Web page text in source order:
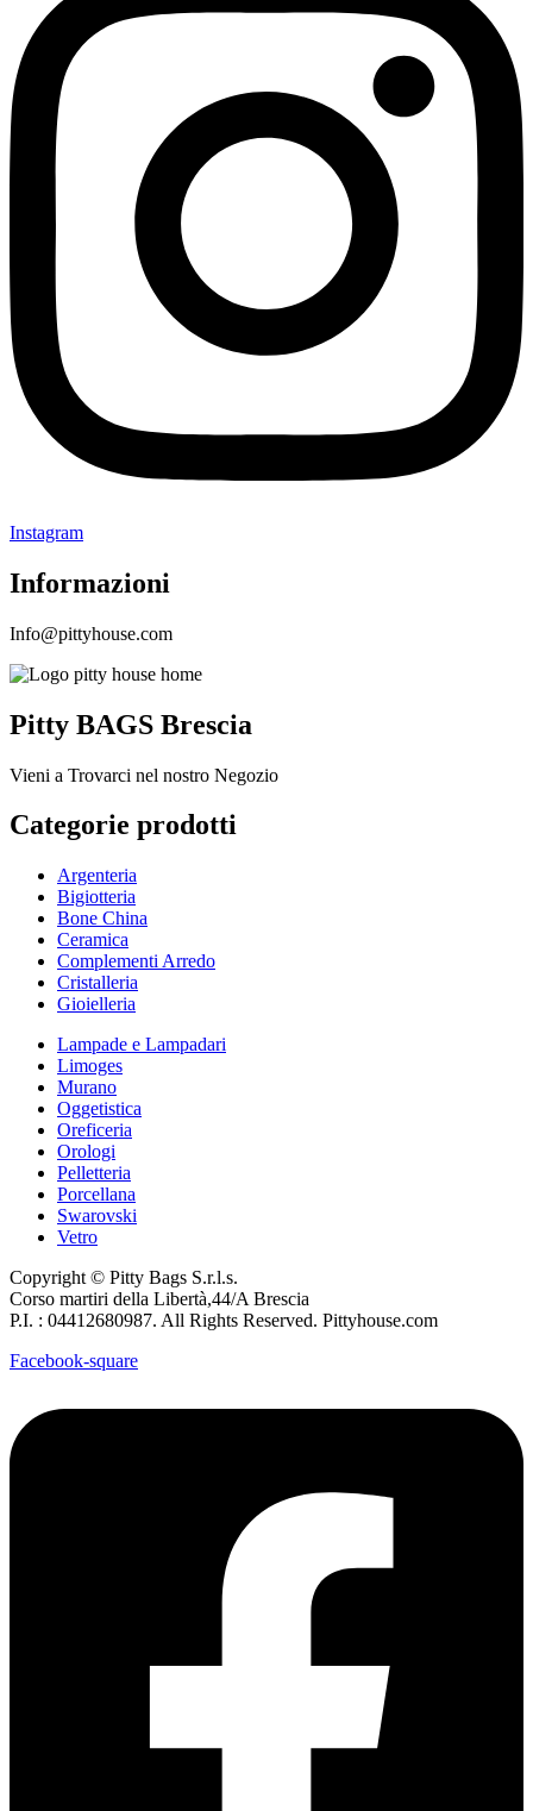
Instagram
Informazioni
Info@pittyhouse.com
Pitty BAGS Brescia
Vieni a Trovarci nel nostro Negozio
Categorie prodotti
Argenteria
Bigiotteria
Bone China
Ceramica
Complementi Arredo
Cristalleria
Gioielleria
Lampade e Lampadari
Limoges
Murano
Oggetistica
Oreficeria
Orologi
Pelletteria
Porcellana
Swarovski
Vetro
Copyright © Pitty Bags S.r.l.s.
Corso martiri della Libertà,44/A Brescia
P.I. : 04412680987. All Rights Reserved. Pittyhouse.com
Facebook-square